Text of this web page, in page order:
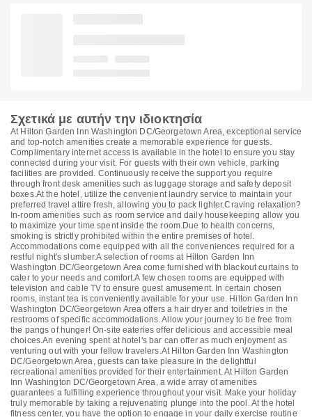
Σχετικά με αυτήν την ιδιοκτησία
At Hilton Garden Inn Washington DC/Georgetown Area, exceptional service
and top-notch amenities create a memorable experience for guests.
Complimentary internet access is available in the hotel to ensure you stay
connected during your visit. For guests with their own vehicle, parking
facilities are provided. Continuously receive the support you require
through front desk amenities such as luggage storage and safety deposit
boxes.At the hotel, utilize the convenient laundry service to maintain your
preferred travel attire fresh, allowing you to pack lighter.Craving relaxation?
In-room amenities such as room service and daily housekeeping allow you
to maximize your time spent inside the room.Due to health concerns,
smoking is strictly prohibited within the entire premises of hotel.
Accommodations come equipped with all the conveniences required for a
restful night's slumber.A selection of rooms at Hilton Garden Inn
Washington DC/Georgetown Area come furnished with blackout curtains to
cater to your needs and comfort.A few chosen rooms are equipped with
television and cable TV to ensure guest amusement. In certain chosen
rooms, instant tea is conveniently available for your use. Hilton Garden Inn
Washington DC/Georgetown Area offers a hair dryer and toiletries in the
restrooms of specific accommodations. Allow your journey to be free from
the pangs of hunger! On-site eateries offer delicious and accessible meal
choices.An evening spent at hotel's bar can offer as much enjoyment as
venturing out with your fellow travelers.At Hilton Garden Inn Washington
DC/Georgetown Area, guests can take pleasure in the delightful
recreational amenities provided for their entertainment. At Hilton Garden
Inn Washington DC/Georgetown Area, a wide array of amenities
guarantees a fulfilling experience throughout your visit. Make your holiday
truly memorable by taking a rejuvenating plunge into the pool. At the hotel
fitness center, you have the option to engage in your daily exercise routine